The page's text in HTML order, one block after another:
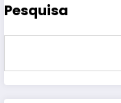
Pesquisa